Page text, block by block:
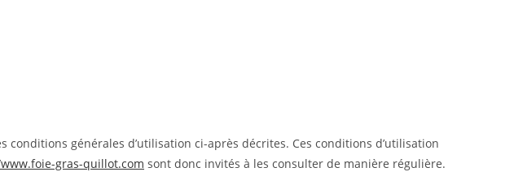
conditions générales d’utilisation ci-après décrites. Ces conditions d’utilisation
gras-quillot.com sont donc invités à les consulter de manière régulière.